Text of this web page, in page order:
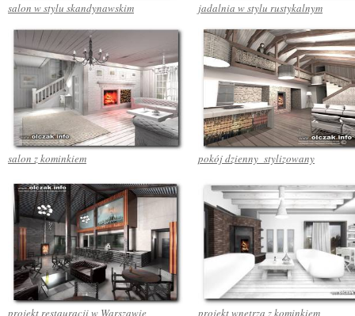
salon w stylu skandynawskim jadalnia w stylu rustykalnym
salon z kominkiem pokój dzienny stylizowany
projekt restauracji w Warszawie projekt wnętrza z kominkiem